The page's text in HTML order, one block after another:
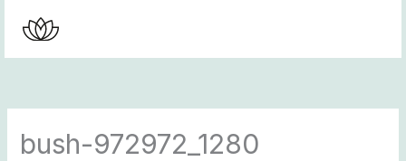
Inhalt
springen
bush-972972_1280